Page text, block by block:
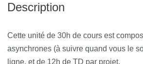
Description
Cette unité de 30h de cours est
asynchrones (à suivre quand vous le
ligne, et de 12h de TD par projet.